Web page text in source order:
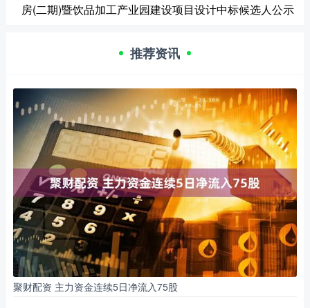
房(二期)暨饮品加工产业园建设项目设计中标候选人公示
推荐资讯
聚财配资 主力资金连续5日净流入75股